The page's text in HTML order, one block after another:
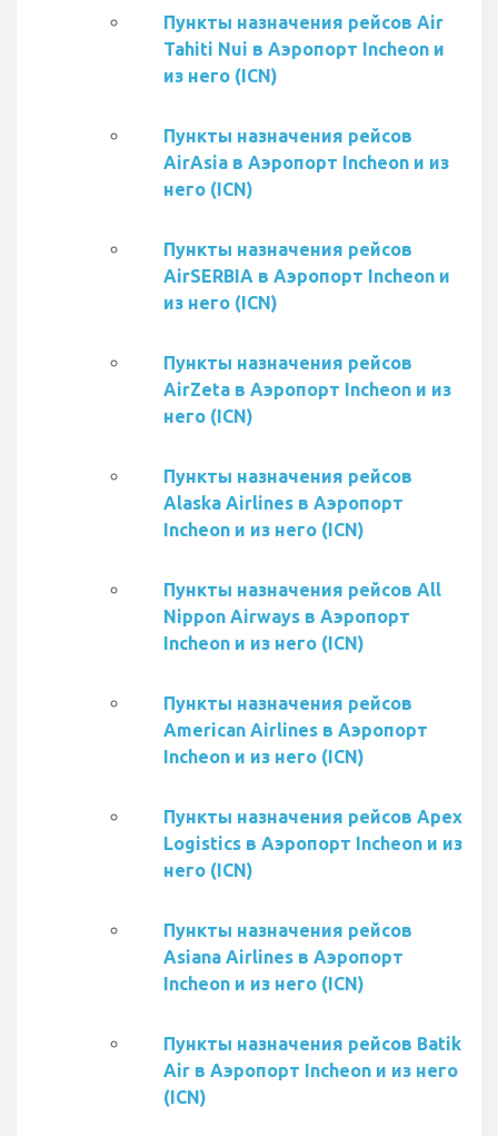
Пункты назначения рейсов Air
Tahiti Nui в Аэропорт Incheon и
из него (ICN)
Пункты назначения рейсов
AirAsia в Аэропорт Incheon и из
него (ICN)
Пункты назначения рейсов
AirSERBIA в Аэропорт Incheon и
из него (ICN)
Пункты назначения рейсов
AirZeta в Аэропорт Incheon и из
него (ICN)
Пункты назначения рейсов
Alaska Airlines в Аэропорт
Incheon и из него (ICN)
Пункты назначения рейсов All
Nippon Airways в Аэропорт
Incheon и из него (ICN)
Пункты назначения рейсов
American Airlines в Аэропорт
Incheon и из него (ICN)
Пункты назначения рейсов Apex
Logistics в Аэропорт Incheon и из
него (ICN)
Пункты назначения рейсов
Asiana Airlines в Аэропорт
Incheon и из него (ICN)
Пункты назначения рейсов Batik
Air в Аэропорт Incheon и из него
(ICN)